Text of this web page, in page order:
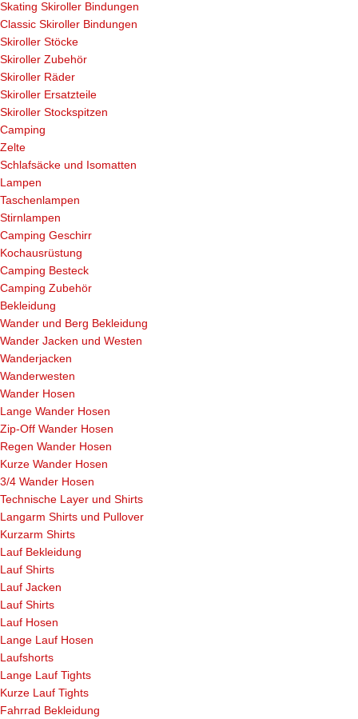
Skating Skiroller Bindungen
Classic Skiroller Bindungen
Skiroller Stöcke
Skiroller Zubehör
Skiroller Räder
Skiroller Ersatzteile
Skiroller Stockspitzen
Camping
Zelte
Schlafsäcke und Isomatten
Lampen
Taschenlampen
Stirnlampen
Camping Geschirr
Kochausrüstung
Camping Besteck
Camping Zubehör
Bekleidung
Wander und Berg Bekleidung
Wander Jacken und Westen
Wanderjacken
Wanderwesten
Wander Hosen
Lange Wander Hosen
Zip-Off Wander Hosen
Regen Wander Hosen
Kurze Wander Hosen
3/4 Wander Hosen
Technische Layer und Shirts
Langarm Shirts und Pullover
Kurzarm Shirts
Lauf Bekleidung
Lauf Shirts
Lauf Jacken
Lauf Shirts
Lauf Hosen
Lange Lauf Hosen
Laufshorts
Lange Lauf Tights
Kurze Lauf Tights
Fahrrad Bekleidung